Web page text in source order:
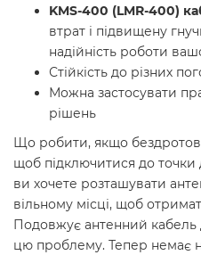
KMS-400 (LMR-400)
втрат і підвищену
надійність роботи
Стійкість до різних
Можна застосувати
рішень
Що робити, якщо
щоб підключитися до точки
ви хочете розташувати
вільному місці, щоб
Подовжує антенний
цю проблему. Тепер немає